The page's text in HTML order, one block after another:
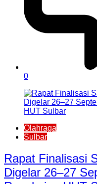
0
Olahraga
Sulbar
Rapat Finalisasi
Digelar 26–27